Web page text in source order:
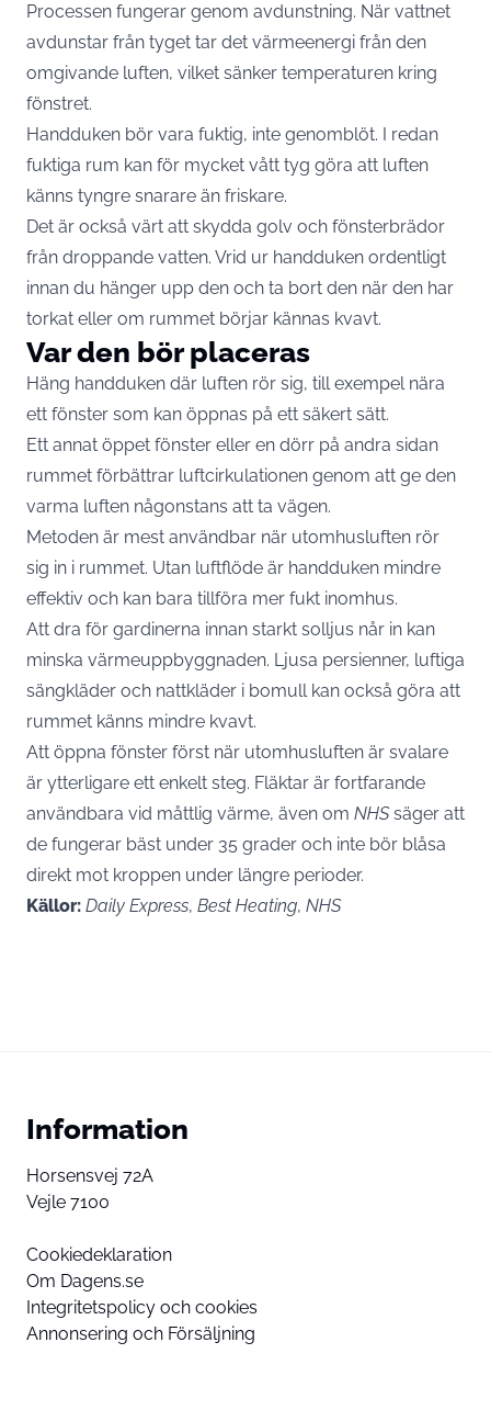
Processen fungerar genom avdunstning. När vattnet
avdunstar från tyget tar det värmeenergi från den
omgivande luften, vilket sänker temperaturen kring
fönstret.
Handduken bör vara fuktig, inte genomblöt. I redan
fuktiga rum kan för mycket vått tyg göra att luften
känns tyngre snarare än friskare.
Det är också värt att skydda golv och fönsterbrädor
från droppande vatten. Vrid ur handduken ordentligt
innan du hänger upp den och ta bort den när den har
torkat eller om rummet börjar kännas kvavt.
Var den bör placeras
Häng handduken där luften rör sig, till exempel nära
ett fönster som kan öppnas på ett säkert sätt.
Ett annat öppet fönster eller en dörr på andra sidan
rummet förbättrar luftcirkulationen genom att ge den
varma luften någonstans att ta vägen.
Metoden är mest användbar när utomhusluften rör
sig in i rummet. Utan luftflöde är handduken mindre
effektiv och kan bara tillföra mer fukt inomhus.
Att dra för gardinerna innan starkt solljus når in kan
minska värmeuppbyggnaden. Ljusa persienner, luftiga
sängkläder och nattkläder i bomull kan också göra att
rummet känns mindre kvavt.
Att öppna fönster först när utomhusluften är svalare
är ytterligare ett enkelt steg. Fläktar är fortfarande
användbara vid måttlig värme, även om NHSsäger att
de fungerar bäst under 35 grader och inte bör blåsa
direkt mot kroppen under längre perioder.
Källor: Daily Express, Best Heating, NHS
Information
Horsensvej 72A
Vejle 7100
Cookiedeklaration
Om Dagens.se
Integritetspolicy och cookies
Annonsering och Försäljning